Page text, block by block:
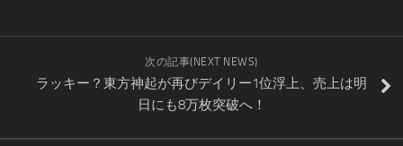
次の記事(NEXT NEWS)
ラッキー？東方神起が再びデイリー1位浮上、売上は明
日にも8万枚突破へ！